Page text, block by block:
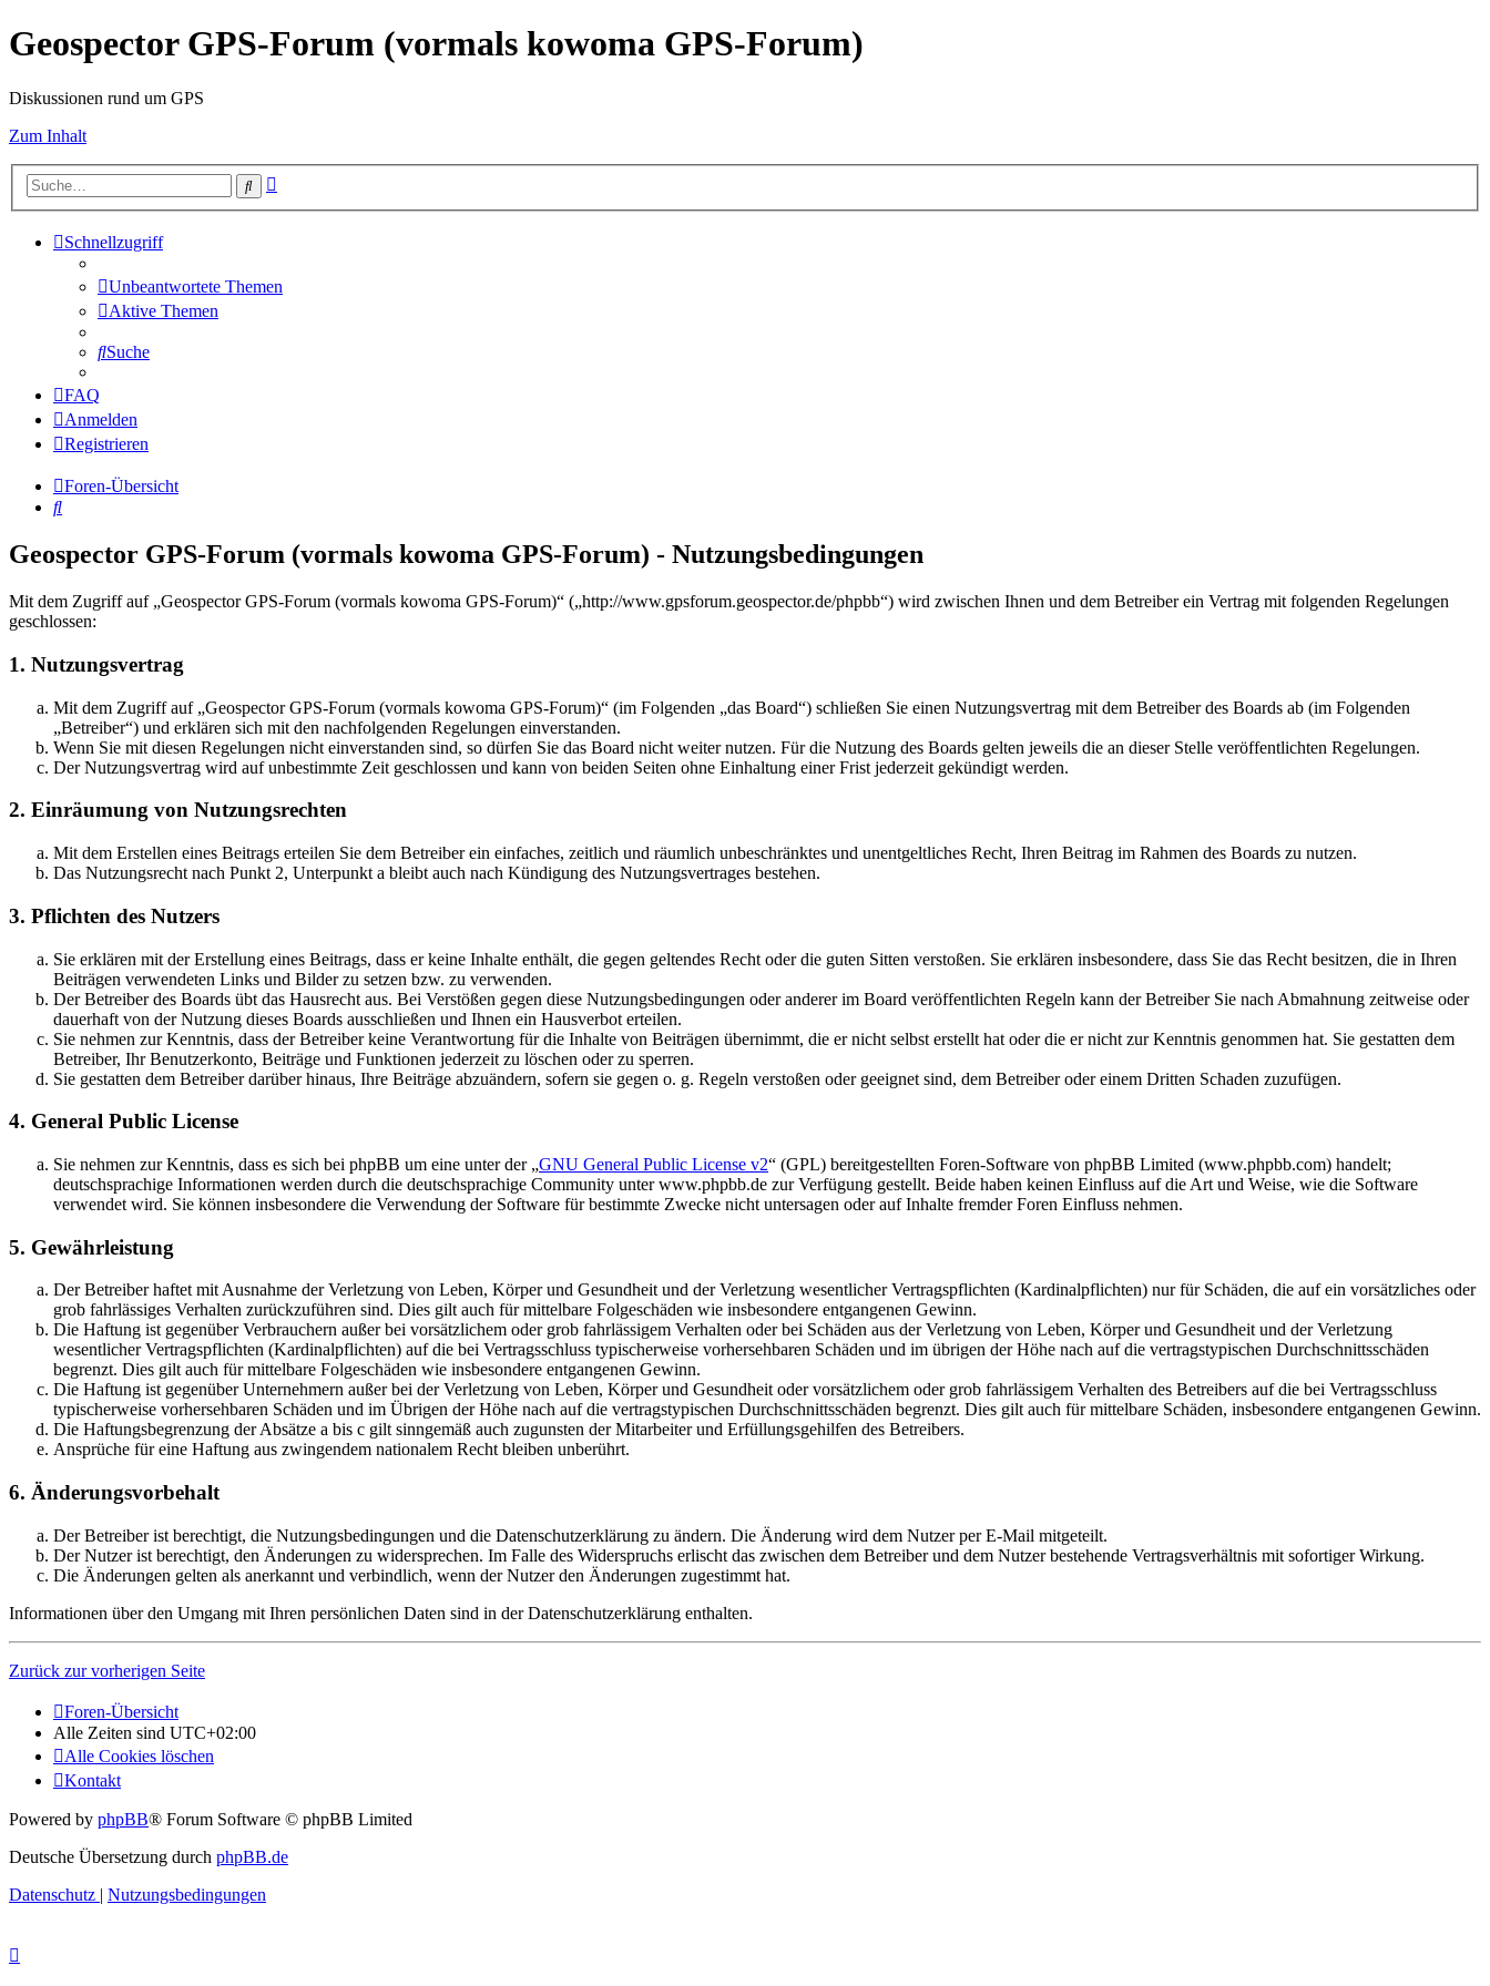
Geospector GPS-Forum (vormals kowoma GPS-Forum)
Diskussionen rund um GPS
Zum Inhalt
Suche
Schnellzugriff
Unbeantwortete Themen
Aktive Themen
Suche
FAQ
Anmelden
Registrieren
Foren-Übersicht
Suche
Geospector GPS-Forum (vormals kowoma GPS-Forum) - Nutzungsbedingungen
Mit dem Zugriff auf „Geospector GPS-Forum (vormals kowoma GPS-Forum)“ („http://www.gpsforum.geospector.de/phpbb“) wird zwischen Ihnen und dem Betreiber ein Vertrag mit folgenden Regelungen
geschlossen:
1. Nutzungsvertrag
Mit dem Zugriff auf „Geospector GPS-Forum (vormals kowoma GPS-Forum)“ (im Folgenden „das Board“) schließen Sie einen Nutzungsvertrag mit dem Betreiber des Boards ab (im Folgenden
„Betreiber“) und erklären sich mit den nachfolgenden Regelungen einverstanden.
Wenn Sie mit diesen Regelungen nicht einverstanden sind, so dürfen Sie das Board nicht weiter nutzen. Für die Nutzung des Boards gelten jeweils die an dieser Stelle veröffentlichten Regelungen.
Der Nutzungsvertrag wird auf unbestimmte Zeit geschlossen und kann von beiden Seiten ohne Einhaltung einer Frist jederzeit gekündigt werden.
2. Einräumung von Nutzungsrechten
Mit dem Erstellen eines Beitrags erteilen Sie dem Betreiber ein einfaches, zeitlich und räumlich unbeschränktes und unentgeltliches Recht, Ihren Beitrag im Rahmen des Boards zu nutzen.
Das Nutzungsrecht nach Punkt 2, Unterpunkt a bleibt auch nach Kündigung des Nutzungsvertrages bestehen.
3. Pflichten des Nutzers
Sie erklären mit der Erstellung eines Beitrags, dass er keine Inhalte enthält, die gegen geltendes Recht oder die guten Sitten verstoßen. Sie erklären insbesondere, dass Sie das Recht besitzen, die in Ihren
Beiträgen verwendeten Links und Bilder zu setzen bzw. zu verwenden.
Der Betreiber des Boards übt das Hausrecht aus. Bei Verstößen gegen diese Nutzungsbedingungen oder anderer im Board veröffentlichten Regeln kann der Betreiber Sie nach Abmahnung zeitweise oder
dauerhaft von der Nutzung dieses Boards ausschließen und Ihnen ein Hausverbot erteilen.
Sie nehmen zur Kenntnis, dass der Betreiber keine Verantwortung für die Inhalte von Beiträgen übernimmt, die er nicht selbst erstellt hat oder die er nicht zur Kenntnis genommen hat. Sie gestatten dem
Betreiber, Ihr Benutzerkonto, Beiträge und Funktionen jederzeit zu löschen oder zu sperren.
Sie gestatten dem Betreiber darüber hinaus, Ihre Beiträge abzuändern, sofern sie gegen o. g. Regeln verstoßen oder geeignet sind, dem Betreiber oder einem Dritten Schaden zuzufügen.
4. General Public License
Sie nehmen zur Kenntnis, dass es sich bei phpBB um eine unter der „GNU General Public License v2“ (GPL) bereitgestellten Foren-Software von phpBB Limited (www.phpbb.com) handelt;
deutschsprachige Informationen werden durch die deutschsprachige Community unter www.phpbb.de zur Verfügung gestellt. Beide haben keinen Einfluss auf die Art und Weise, wie die Software
verwendet wird. Sie können insbesondere die Verwendung der Software für bestimmte Zwecke nicht untersagen oder auf Inhalte fremder Foren Einfluss nehmen.
5. Gewährleistung
Der Betreiber haftet mit Ausnahme der Verletzung von Leben, Körper und Gesundheit und der Verletzung wesentlicher Vertragspflichten (Kardinalpflichten) nur für Schäden, die auf ein vorsätzliches oder
grob fahrlässiges Verhalten zurückzuführen sind. Dies gilt auch für mittelbare Folgeschäden wie insbesondere entgangenen Gewinn.
Die Haftung ist gegenüber Verbrauchern außer bei vorsätzlichem oder grob fahrlässigem Verhalten oder bei Schäden aus der Verletzung von Leben, Körper und Gesundheit und der Verletzung
wesentlicher Vertragspflichten (Kardinalpflichten) auf die bei Vertragsschluss typischerweise vorhersehbaren Schäden und im übrigen der Höhe nach auf die vertragstypischen Durchschnittsschäden
begrenzt. Dies gilt auch für mittelbare Folgeschäden wie insbesondere entgangenen Gewinn.
Die Haftung ist gegenüber Unternehmern außer bei der Verletzung von Leben, Körper und Gesundheit oder vorsätzlichem oder grob fahrlässigem Verhalten des Betreibers auf die bei Vertragsschluss
typischerweise vorhersehbaren Schäden und im Übrigen der Höhe nach auf die vertragstypischen Durchschnittsschäden begrenzt. Dies gilt auch für mittelbare Schäden, insbesondere entgangenen Gewinn.
Die Haftungsbegrenzung der Absätze a bis c gilt sinngemäß auch zugunsten der Mitarbeiter und Erfüllungsgehilfen des Betreibers.
Ansprüche für eine Haftung aus zwingendem nationalem Recht bleiben unberührt.
6. Änderungsvorbehalt
Der Betreiber ist berechtigt, die Nutzungsbedingungen und die Datenschutzerklärung zu ändern. Die Änderung wird dem Nutzer per E-Mail mitgeteilt.
Der Nutzer ist berechtigt, den Änderungen zu widersprechen. Im Falle des Widerspruchs erlischt das zwischen dem Betreiber und dem Nutzer bestehende Vertragsverhältnis mit sofortiger Wirkung.
Die Änderungen gelten als anerkannt und verbindlich, wenn der Nutzer den Änderungen zugestimmt hat.
Informationen über den Umgang mit Ihren persönlichen Daten sind in der Datenschutzerklärung enthalten.
Zurück zur vorherigen Seite
Foren-Übersicht
Alle Zeiten sind UTC+02:00
Alle Cookies löschen
Kontakt
Powered by phpBB® Forum Software © phpBB Limited
Deutsche Übersetzung durch phpBB.de
Datenschutz | Nutzungsbedingungen